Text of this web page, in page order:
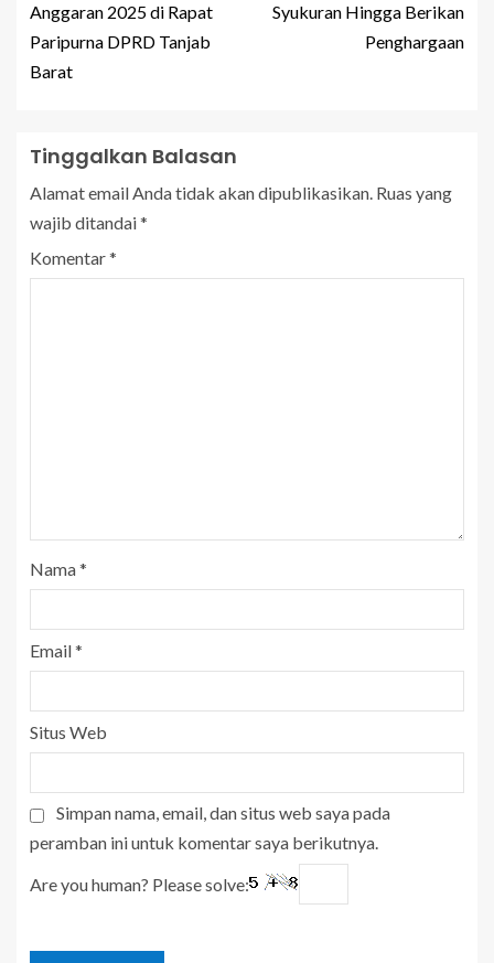
Anggaran 2025 di Rapat
Paripurna DPRD Tanjab
Barat
Syukuran Hingga Berikan
Penghargaan
Tinggalkan Balasan
Alamat email Anda tidak akan dipublikasikan. Ruas yang
wajib ditandai*
Komentar*
Nama*
Email*
Situs Web
Simpan nama, email, dan situs web saya pada
peramban ini untuk komentar saya berikutnya.
Are you human? Please solve: